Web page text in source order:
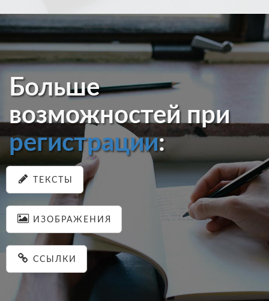
Больше
возможностей при
регистрации:
ТЕКСТЫ
ИЗОБРАЖЕНИЯ
ССЫЛКИ